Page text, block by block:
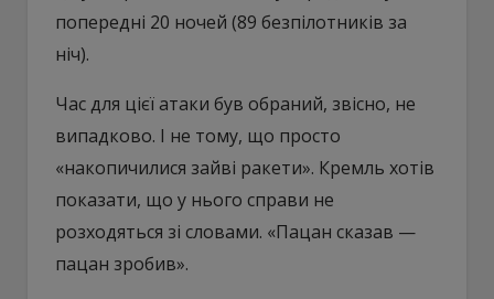
попередні 20 ночей (89 безпілотників за
ніч).
Час для цієї атаки був обраний, звісно, не
випадково. І не тому, що просто
«накопичилися зайві ракети». Кремль хотів
показати, що у нього справи не
розходяться зі словами. «Пацан сказав —
пацан зробив».